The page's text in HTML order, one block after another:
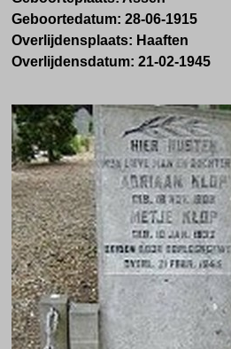
Geboortedatum: 28-06-1915
Overlijdensplaats: Haaften
Overlijdensdatum: 21-02-1945